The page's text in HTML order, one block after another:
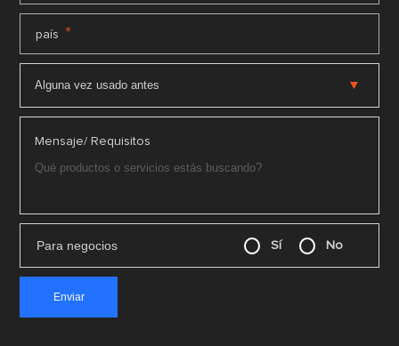
país *
Mensaje/ Requisitos
Para negocios Sí No